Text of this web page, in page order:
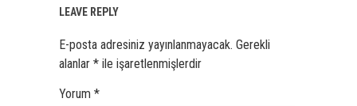
LEAVE REPLY
E-posta adresiniz yayınlanmayacak. Gerekli
alanlar * ile işaretlenmişlerdir
Yorum *